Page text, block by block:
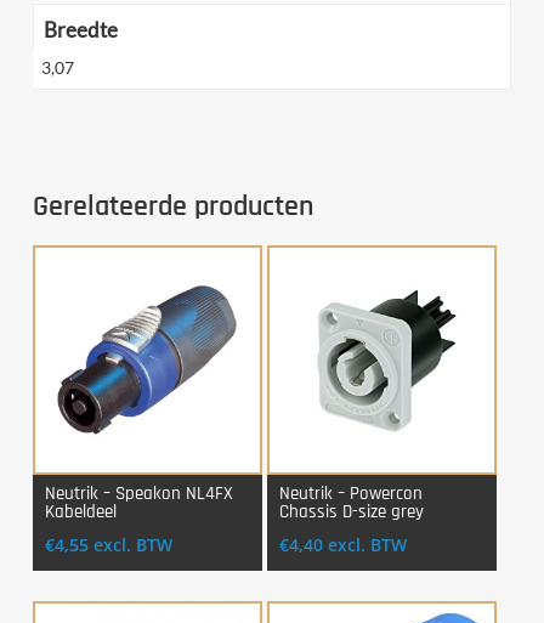
Breedte
3,07
Gerelateerde producten
Login Voor Aankoop
Neutrik – Speakon NL4FX
Kabeldeel
€4,55 excl. BTW
Login Voor Aankoop
Neutrik – Powercon
Chassis D-size grey
€4,40 excl. BTW